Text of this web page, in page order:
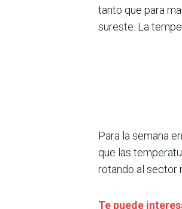
tanto que para
sureste. La
Para la semana
que las
rotando al sector
Te puede